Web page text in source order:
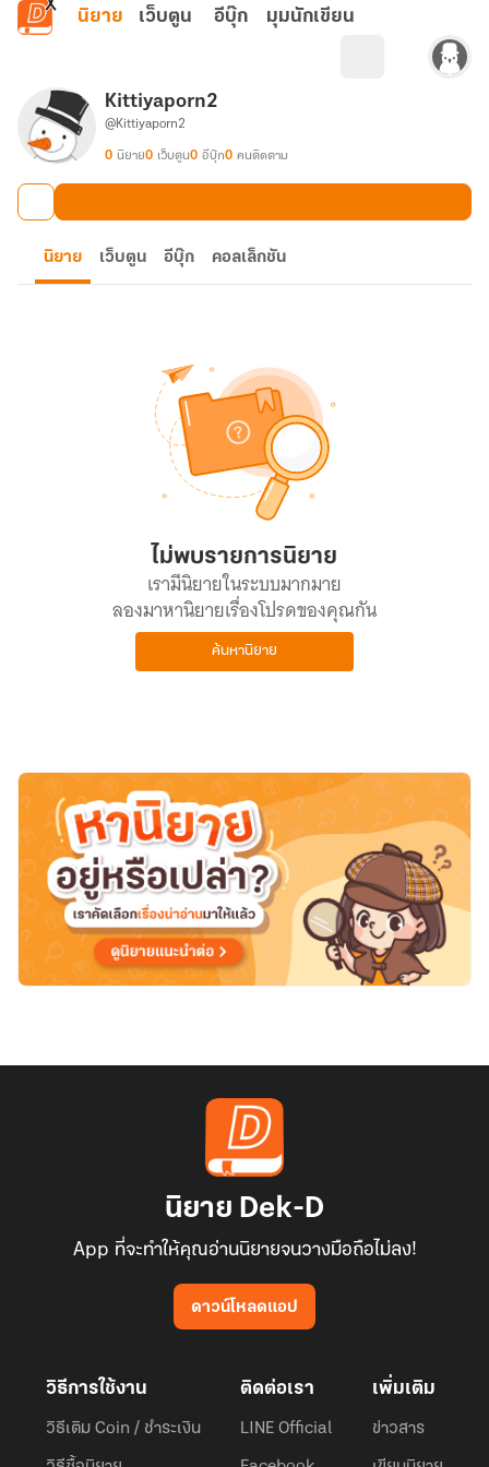
ข้ามไปยังเนื้อหาหลัก
นิยาย เว็บตูน อีบุ๊ก มุมนักเขียน
Kittiyaporn2
@Kittiyaporn2
0 นิยาย0 เว็บตูน0 อีบุ๊ก0 คนติดตาม
นิยาย เว็บตูน อีบุ๊ก คอลเล็กชัน
ไม่พบรายการนิยาย
เรามีนิยายในระบบมากมาย
ลองมาหานิยายเรื่องโปรดของคุณกัน
ค้นหานิยาย
นิยาย Dek-D
App ที่จะทำให้คุณอ่านนิยายจนวางมือถือไม่ลง!
ดาวน์โหลดแอป
วิธีการใช้งาน
วิธีเติม Coin / ชำระเงิน
ติดต่อเรา
LINE Official
เพิ่มเติม
ข่าวสาร